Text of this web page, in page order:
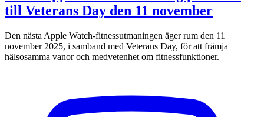
till Veterans Day den 11 november
Den nästa Apple Watch-fitnessutmaningen äger rum den 11
november 2025, i samband med Veterans Day, för att främja
hälsosamma vanor och medvetenhet om fitnessfunktioner.